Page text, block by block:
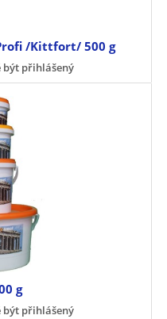
/Kittfort/ 500 g
být přihlášený
g
být přihlášený